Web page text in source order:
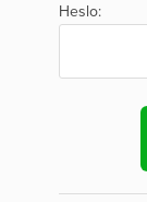
Heslo: